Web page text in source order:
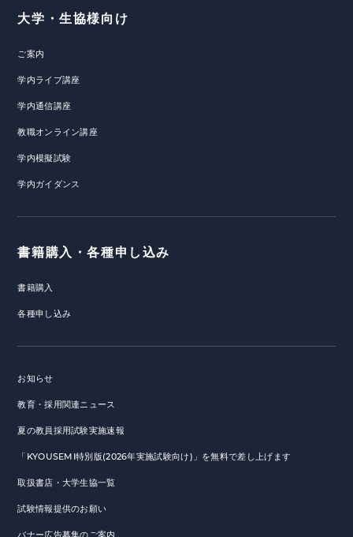
大学・生協様向け
ご案内
学内ライブ講座
学内通信講座
教職オンライン講座
学内模擬試験
学内ガイダンス
書籍購入・各種申し込み
書籍購入
各種申し込み
お知らせ
教育・採用関連ニュース
夏の教員採用試験実施速報
「KYOUSEMI特別版(2026年実施試験向け)」を無料で差し上げます
取扱書店・大学生協一覧
試験情報提供のお願い
バナー広告募集のご案内